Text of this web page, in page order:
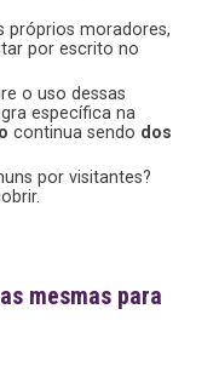
próprios moradores,
por escrito no
o uso dessas
específica na
continua sendo dos
por visitantes?
mesmas para